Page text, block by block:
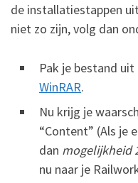
de installatiestappen
niet zo zijn, volg dan
Pak je bestand
WinRAR.
Nu krijg je
“Content” (Als je
dan mogelijkheid
nu naar je